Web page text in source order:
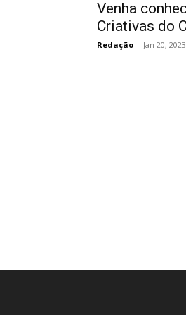
Venha
Criativas do
Redação - Jan 20, 2023